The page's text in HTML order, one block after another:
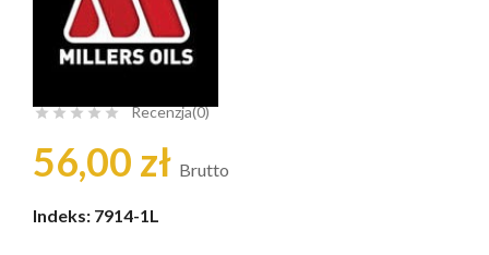
     Recenzja(0)
56,00 zł Brutto
Indeks: 7914-1L